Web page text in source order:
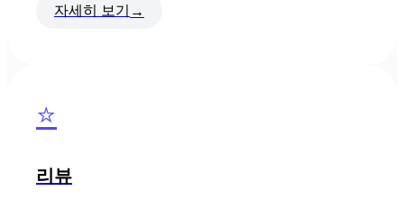
자세히 보기 →
⭐
리뷰